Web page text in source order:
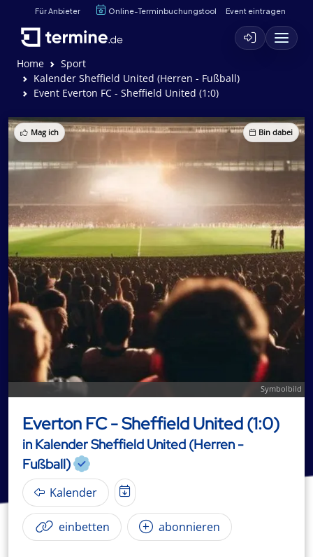
Für Anbieter Online-Terminbuchungstool Event eintragen
Home
Sport
Kalender Sheffield United (Herren - Fußball)
Event Everton FC - Sheffield United (1:0)
Mag ich Bin dabei
Symbolbild
Everton FC - Sheffield United (1:0)
in Kalender Sheffield United (Herren -
Fußball)
Kalender
einbetten abonnieren